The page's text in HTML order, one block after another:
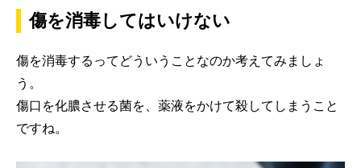
傷を消毒してはいけない
傷を消毒するってどういうことなのか考えてみましょ
う。
傷口を化膿させる菌を、薬液をかけて殺してしまうこと
ですね。